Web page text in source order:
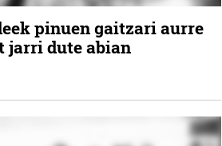
pinuen gaitzari aurre
jarri dute abian